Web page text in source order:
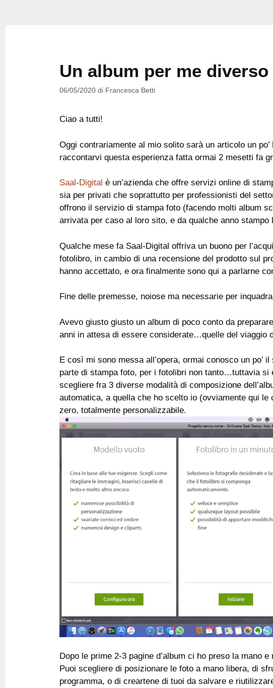
Un album per me
06/05/2020 di Francesca Betti
Ciao a tutti!
Oggi contrariamente al mio solito sarà un articolo un
raccontarvi questa esperienza fatta ormai 2 mesetti fa
Saal-Digital è un’azienda che offre servizi online di
sia per privati che soprattutto per professionisti del
offrono il servizio di stampa foto (facendo molti album
arrivata per caso al loro sito, e da qualche anno stampo
Qualche mese fa Saal-Digital offriva un buono per
fotolibro, in cambio di una recensione del prodotto sul
hanno accettato, e ora finalmente sono qui a parlarne
Fine delle premesse, noiose ma necessarie per
Avevo giusto giusto un album di poco conto da
anni in attesa di essere considerate…quelle del viaggio
E così mi sono messa all’opera, ormai conosco un po’
parte di stampa foto, per i fotolibri non tanto…tuttavia si
scegliere fra 3 diverse modalità di composizione
automatica, a quella che ho scelto io (ovviamente qui
zero, totalmente personalizzabile.
Dopo le prime 2-3 pagine d’album ci ho preso la mano
Puoi scegliere di posizionare le foto a mano libera, di
programma, o di creartene di tuoi da salvare e